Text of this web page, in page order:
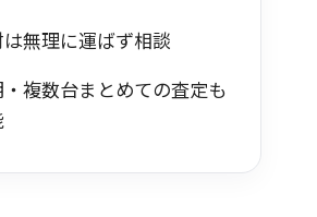
無理に運ばず相談
複数台まとめての査定も